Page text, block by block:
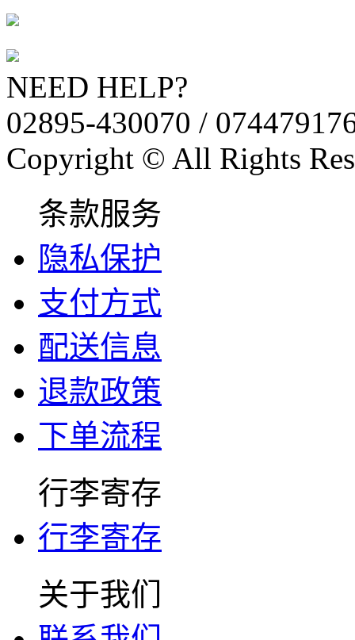
NEED HELP?
02895-430070 /
Copyright © All Rights
条款服务
隐私保护
支付方式
配送信息
退款政策
下单流程
行李寄存
行李寄存
关于我们